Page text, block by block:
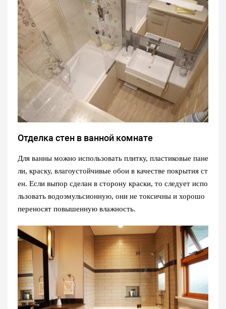
Отделка стен в ванной комнате
Для ванны можно использовать плитку, пластиковые пане
ли, краску, влагоустойчивые обои в качестве покрытия ст
ен. Если выпор сделан в сторону краски, то следует испо
льзовать водоэмульсионную, они не токсичны и хорошо
переносят повышенную влажность.